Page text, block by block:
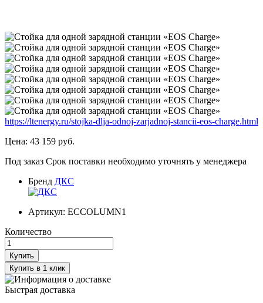
https://ltenergy.ru/stojka-dlja-odnoj-zarjadnoj-stancii-eos-charge.html
Цена: 43 159 руб.
Под заказ Срок поставки необходимо уточнять у менеджера
Бренд ДКС
Артикул: ECCOLUMN1
Количество
Купить
Купить в 1 клик
Быстрая доставка